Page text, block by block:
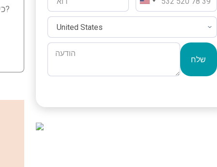
כיצד אוכל להבטיח כי המתקן הכירורגי שבו מתבצע ניתוח הגדלת החזה עומד בסטנדרטים בטיחותיים גבוהים?
שלח